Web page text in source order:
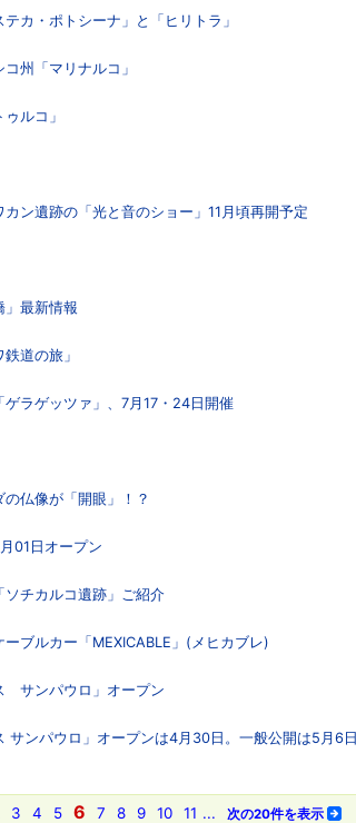
カ・ポトシーナ」と「ヒリトラ」
州「マリナルコ」
ルコ」
ン遺跡の「光と音のショー」11月頃再開予定
」最新情報
道の旅」
ラゲッツァ」、7月17・24日開催
仏像が「開眼」！？
01日オープン
チカルコ遺跡」ご紹介
ブルカー「MEXICABLE」(メヒカブレ)
サンパウロ」オープン
ンパウロ」オープンは4月30日。一般公開は5月6日
3 4 5 6 7 8 9 10 11 ... 次の20件を表示